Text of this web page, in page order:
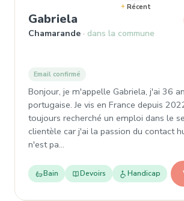
Récent
Gabriela , Garde d'enfant à
Chamarande dans la commune
Email confirmé
Bonjour, je m'appelle Gabriela, j'ai 36
portugaise. Je vis en France depuis
toujours recherché un emploi dans le
clientèle car j'ai la passion du contact
n'est pa…
Bain Devoirs Handicap